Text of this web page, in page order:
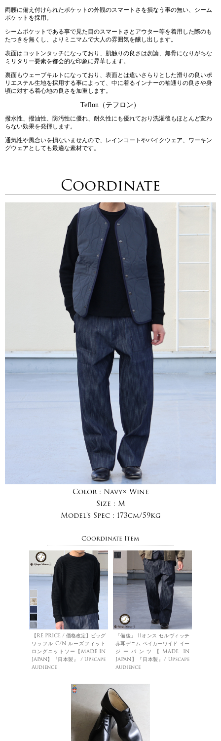
両腰に備え付けられたポケットの外観のスマートさを損なう事の無い、シーム
ポケットを採用。
シームポケットである事で見た目のスマートさとアウター等を着用した際のも
たつきを無くし、よりミニマムで大人の雰囲気を醸し出します。
表面はコットンタッチになっており、肌触りの良さは勿論、無骨になりがちな
ミリタリー要素を都会的な印象に昇華します。
裏面もウェーブキルトになっており、表面とは違いさらりとした滑りの良いポ
リエステル生地を採用する事によって、中に着るインナーの袖通りの良さや身
頃に対する着心地の良さを加重します。
Teflon（テフロン）
撥水性、撥油性、防汚性に優れ、耐久性にも優れており洗濯後もほとんど変わ
らない効果を発揮します。
通気性や風合いを損ないませんので、レインコートやバイクウェア、ワーキン
グウェアとしても最適な素材です。
Coordinate
Color : Navy× Wine
Size : M
Model's Spec : 173cm/59kg
Coordinate Item
【RE PRICE / 価格改定】ビッグ
ワッフル C/N ルーズフィット
ロングニットソー【MADE IN
JAPAN】『日本製』 / Upscape
Audience
「備後」 11オンス セルヴィッチ
赤耳デニム ベイカーワイド イー
ジーパンツ【MADE IN
JAPAN】『日本製』/ Upscape
Audience